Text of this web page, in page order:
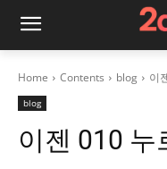
Home Contents blog 이
blog
이젠 010 누